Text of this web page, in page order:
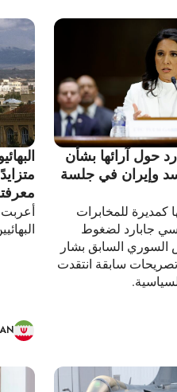
حول آرائها بشأن
وإيران في جلسة
كمديرة للمخابرات
جابارد لضغوط
السوري السابق بشار
سابقة انتقدت
أعربت